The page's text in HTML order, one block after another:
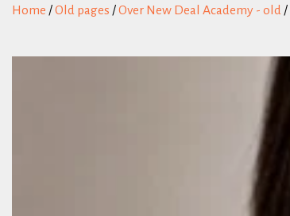
Home /Old pages /Over New Deal Academy - old/